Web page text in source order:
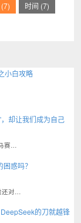
时间 (7)
小白攻略
却让我们成为自己
赛…
惑吗？
对…
的刀就越锋